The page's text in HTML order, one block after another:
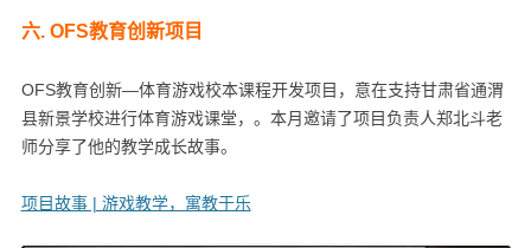
六. OFS教育创新项目
OFS教育创新—体育游戏校本课程开发项目，意在支持甘肃省通渭
县新景学校进行体育游戏课堂，。本月邀请了项目负责人郑北斗老
师分享了他的教学成长故事。
项目故事 | 游戏教学，寓教于乐